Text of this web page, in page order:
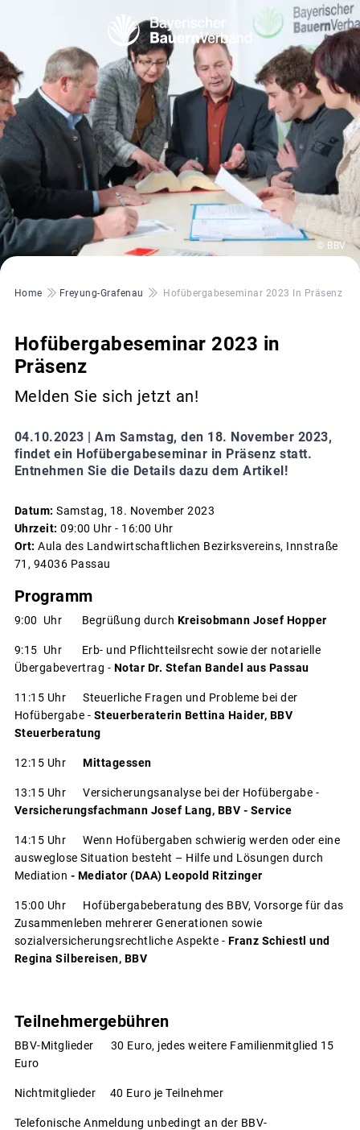
© BBV
Pfadnavigation
Home Freyung-Grafenau Hofübergabeseminar 2023 In Präsenz
Hofübergabeseminar 2023 in
Präsenz
Melden Sie sich jetzt an!
04.10.2023 | Am Samstag, den 18. November 2023,
findet ein Hofübergabeseminar in Präsenz statt.
Entnehmen Sie die Details dazu dem Artikel!
Datum: Samstag, 18. November 2023
Uhrzeit: 09:00 Uhr - 16:00 Uhr
Ort: Aula des Landwirtschaftlichen Bezirksvereins, Innstraße
71, 94036 Passau
Programm
9:00 Uhr Begrüßung durch Kreisobmann Josef Hopper
9:15 Uhr Erb- und Pflichtteilsrecht sowie der notarielle
Übergabevertrag - Notar Dr. Stefan Bandel aus Passau
11:15 Uhr Steuerliche Fragen und Probleme bei der
Hofübergabe - Steuerberaterin Bettina Haider, BBV
Steuerberatung
12:15 Uhr Mittagessen
13:15 Uhr Versicherungsanalyse bei der Hofübergabe -
Versicherungsfachmann Josef Lang, BBV - Service
14:15 Uhr Wenn Hofübergaben schwierig werden oder eine
ausweglose Situation besteht – Hilfe und Lösungen durch
Mediation - Mediator (DAA) Leopold Ritzinger
15:00 Uhr Hofübergabeberatung des BBV, Vorsorge für das
Zusammenleben mehrerer Generationen sowie
sozialversicherungsrechtliche Aspekte - Franz Schiestl und
Regina Silbereisen, BBV
Teilnehmergebühren
BBV-Mitglieder 30 Euro, jedes weitere Familienmitglied 15
Euro
Nichtmitglieder 40 Euro je Teilnehmer
Telefonische Anmeldung unbedingt an der BBV-